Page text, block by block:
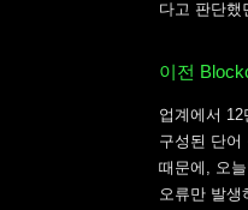
다고 판단했
이전
업계에서
구성된 단어
때문에, 오
오류만 발생